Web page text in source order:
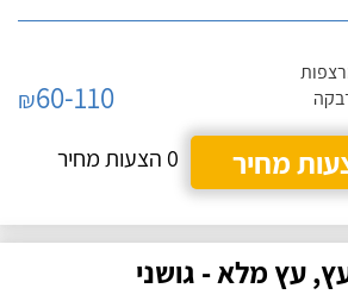
₪60-110
מחיר
0 הצעות מחיר
עץ מלא - גושני